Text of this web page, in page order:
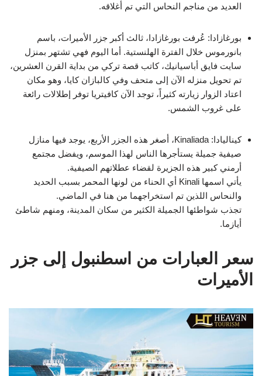
العديد من مناجم النحاس التي تم أغلاقه.
بورغازادا: عُرفت بورغازادا، ثالث أكبر جزر الأميرات، باسم
بانورموس خلال الفترة الهلنستية. أما اليوم فهي تشتهر بمنزل
سايت فايق أباسيانيك، كاتب قصة تركي من بداية القرن العشرين،
تم تحويل منزله الآن إلى متحف وفي كالبازان كايا، وهو مكان
اعتاد الزوار زيارته كثيراً، توجد الآن كافيتريا توفر إطلالات رائعة
على غروب الشمس.
كيناليادا: Kinaliada، أصغر هذه الجزر الأربع، يوجد فيها منازل
صيفية جميلة يستأجرها الناس لهذا الموسم، ويفضل مجتمع
أرمني كبير هذه الجزيرة لقضاء عطلاتهم الصيفية.
يأتي اسمها Kinali أي الحناء من لونها المحمر بسبب الحديد
والنحاس اللذين تم استخراجهما من هنا في الماضي.
تجذب شواطئها الجميلة الكثير من سكان المدينة، ومنهم شاطئ
أيازما.
سعر العبارات من اسطنبول إلى جزر
الأميرات